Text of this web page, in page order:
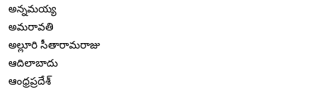
అన్నమయ్య
అమరావతి
అల్లూరి సీతారామరాజు
ఆదిలాబాదు
ఆంధ్రప్రదేశ్